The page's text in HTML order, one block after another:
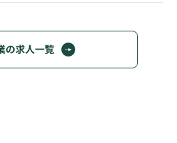
の求人一覧